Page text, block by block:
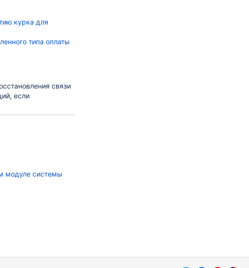
курка для
типа оплаты
связи
если
модуле системы